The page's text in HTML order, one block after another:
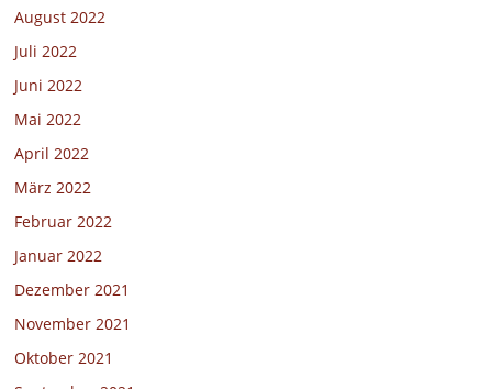
August 2022
Juli 2022
Juni 2022
Mai 2022
April 2022
März 2022
Februar 2022
Januar 2022
Dezember 2021
November 2021
Oktober 2021